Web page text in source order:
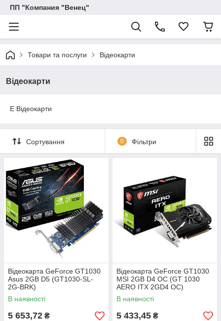
ПП "Компания "Венец"
Товари та послуги Відеокарти
Відеокарти
E Відеокарти
Сортування 0 Фільтри
Відеокарта GeForce GT1030
Asus 2GB D5 (GT1030-SL-
2G-BRK)
В наявності
5 653,72 ₴
Відеокарта GeForce GT1030
MSI 2GB D4 OC (GT 1030
AERO ITX 2GD4 OC)
В наявності
5 433,45 ₴